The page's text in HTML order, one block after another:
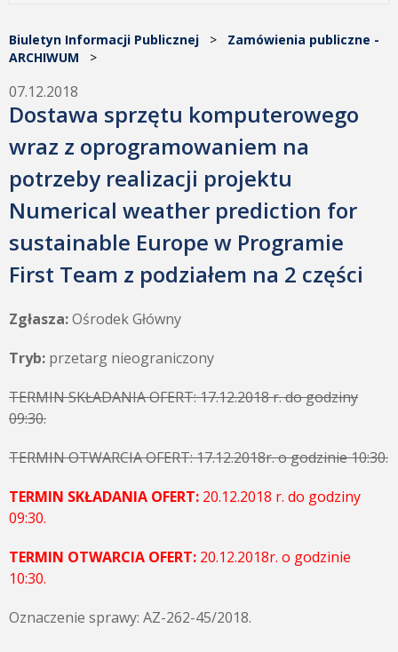
Biuletyn Informacji Publicznej > Zamówienia publiczne -
ARCHIWUM >
07.12.2018
Dostawa sprzętu komputerowego
wraz z oprogramowaniem na
potrzeby realizacji projektu
Numerical weather prediction for
sustainable Europe w Programie
First Team z podziałem na 2 części
Zgłasza:Ośrodek Główny
Tryb: przetarg nieograniczony
TERMIN SKŁADANIA OFERT: 17.12.2018 r. do godziny
09:30.
TERMIN OTWARCIA OFERT: 17.12.2018r. o godzinie 10:30.
TERMIN SKŁADANIA OFERT: 20.12.2018 r. do godziny
09:30.
TERMIN OTWARCIA OFERT: 20.12.2018r. o godzinie
10:30.
Oznaczenie sprawy: AZ-262-45/2018.